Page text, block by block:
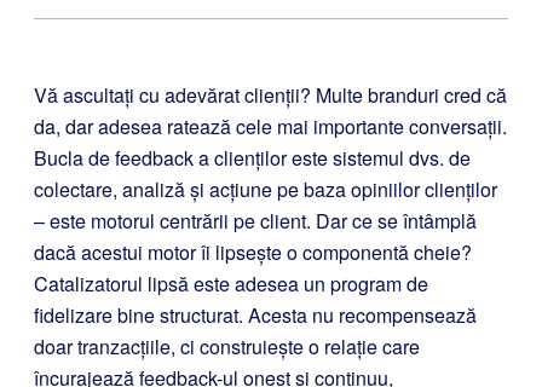
Vă ascultați cu adevărat clienții? Multe branduri cred că
da, dar adesea ratează cele mai importante conversații.
Bucla de feedback a clienților este sistemul dvs. de
colectare, analiză și acțiune pe baza opiniilor clienților
– este motorul centrării pe client. Dar ce se întâmplă
dacă acestui motor îi lipsește o componentă cheie?
Catalizatorul lipsă este adesea un program de
fidelizare bine structurat. Acesta nu recompensează
doar tranzacțiile, ci construiește o relație care
încurajează feedback-ul onest și continuu,